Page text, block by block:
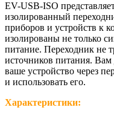
EV-USB-ISO
изолированный
приборов и устройств к
изолированы не только
питание. Переходник не
источников питания. Вам
ваше устройство через
и использовать его.
Характеристики: